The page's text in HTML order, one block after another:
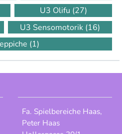
U3 Olifu (27)
U3 Sensomotorik (16)
(1)
Fa. Spielbereiche Haas,
Peter Haas